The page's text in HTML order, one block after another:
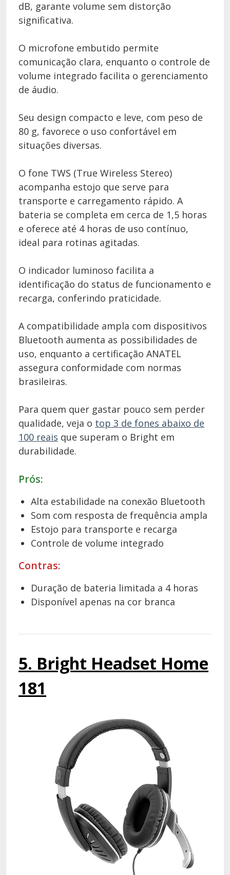
dB, garante volume sem distorção
significativa.
O microfone embutido permite
comunicação clara, enquanto o controle de
volume integrado facilita o gerenciamento
de áudio.
Seu design compacto e leve, com peso de
80 g, favorece o uso confortável em
situações diversas.
O fone TWS (True Wireless Stereo)
acompanha estojo que serve para
transporte e carregamento rápido. A
bateria se completa em cerca de 1,5 horas
e oferece até 4 horas de uso contínuo,
ideal para rotinas agitadas.
O indicador luminoso facilita a
identificação do status de funcionamento e
recarga, conferindo praticidade.
A compatibilidade ampla com dispositivos
Bluetooth aumenta as possibilidades de
uso, enquanto a certificação ANATEL
assegura conformidade com normas
brasileiras.
Para quem quer gastar pouco sem perder
qualidade, veja o top 3 de fones abaixo de
100 reais que superam o Bright em
durabilidade.
Prós:
Alta estabilidade na conexão Bluetooth
Som com resposta de frequência ampla
Estojo para transporte e recarga
Controle de volume integrado
Contras:
Duração de bateria limitada a 4 horas
Disponível apenas na cor branca
5. Bright Headset Home
181